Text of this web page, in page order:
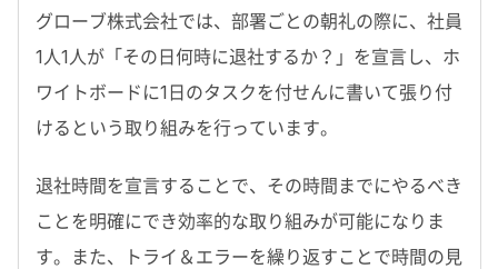
グローブ株式会社では、部署ごとの朝礼の際に、社員
1人1人が「その日何時に退社するか？」を宣言し、ホ
ワイトボードに1日のタスクを付せんに書いて張り付
けるという取り組みを行っています。
退社時間を宣言することで、その時間までにやるべき
ことを明確にでき効率的な取り組みが可能になりま
す。また、トライ＆エラーを繰り返すことで時間の見